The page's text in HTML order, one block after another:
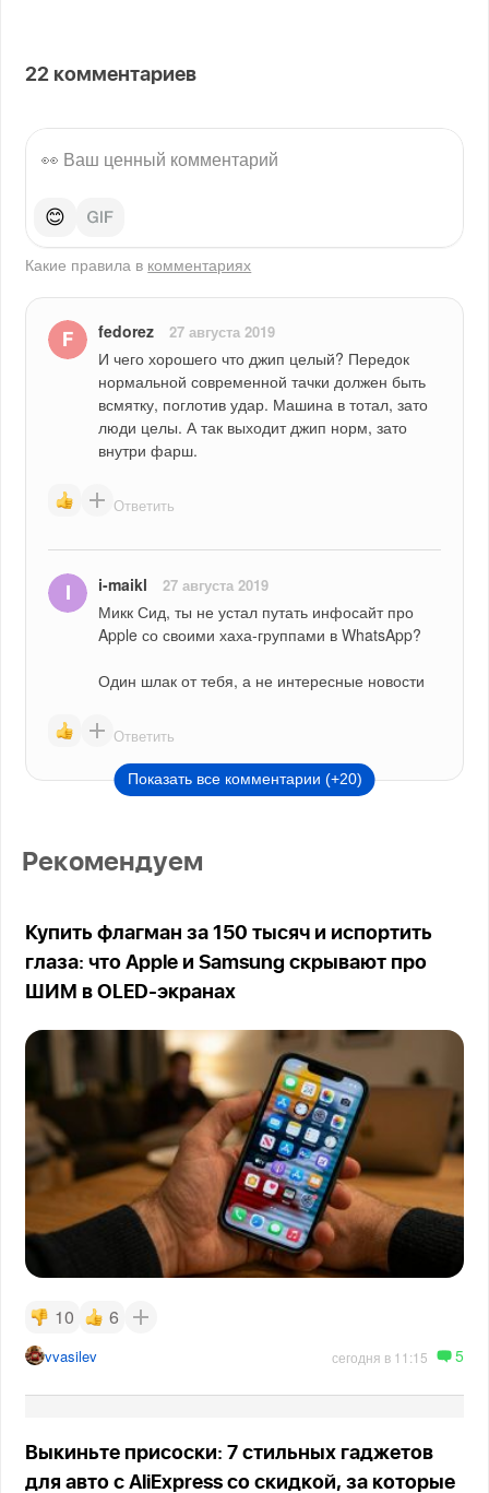
22 комментариев
😊
Какие правила в комментариях
fedorez 27 августа 2019
И чего хорошего что джип целый? Передок
нормальной современной тачки должен быть
всмятку, поглотив удар. Машина в тотал, зато
люди целы. А так выходит джип норм, зато
внутри фарш.
Ответить
i-maikl 27 августа 2019
Микк Сид, ты не устал путать инфосайт про
Apple со своими хаха-группами в WhatsApp?
Один шлак от тебя, а не интересные новости
Ответить
Показать все комментарии (+20)
Рекомендуем
Купить флагман за 150 тысяч и испортить
глаза: что Apple и Samsung скрывают про
ШИМ в OLED-экранах
10 6
vvasilev сегодня в 11:15 5
Выкиньте присоски: 7 стильных гаджетов
для авто с AliExpress со скидкой, за которые